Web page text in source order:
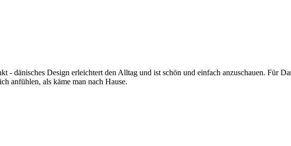
- dänisches Design erleichtert den Alltag und ist schön und einfach anzuschauen. Für
anfühlen, als käme man nach Hause.